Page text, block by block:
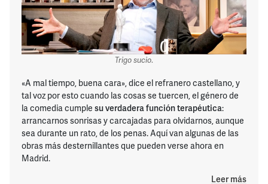
Trigo sucio.
«A mal tiempo, buena cara», dice el refranero castellano, y
tal voz por esto cuando las cosas se tuercen, el género de
la comedia cumple su verdadera función terapéutica:
arrancarnos sonrisas y carcajadas para olvidarnos, aunque
sea durante un rato, de los penas. Aquí van algunas de las
obras más desternillantes que pueden verse ahora en
Madrid.
Leer más